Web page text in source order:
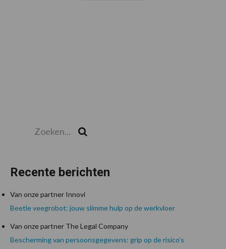
Recente berichten
Van onze partner Innovi
Beetle veegrobot: jouw slimme hulp op de werkvloer
Van onze partner The Legal Company
Bescherming van persoonsgegevens: grip op de risico’s